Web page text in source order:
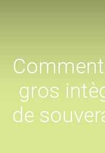
gros
de